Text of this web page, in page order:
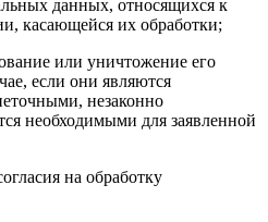
данных, относящихся к
касающейся их обработки;
или уничтожение его
если они являются
незаконно
необходимыми для заявленной
на обработку